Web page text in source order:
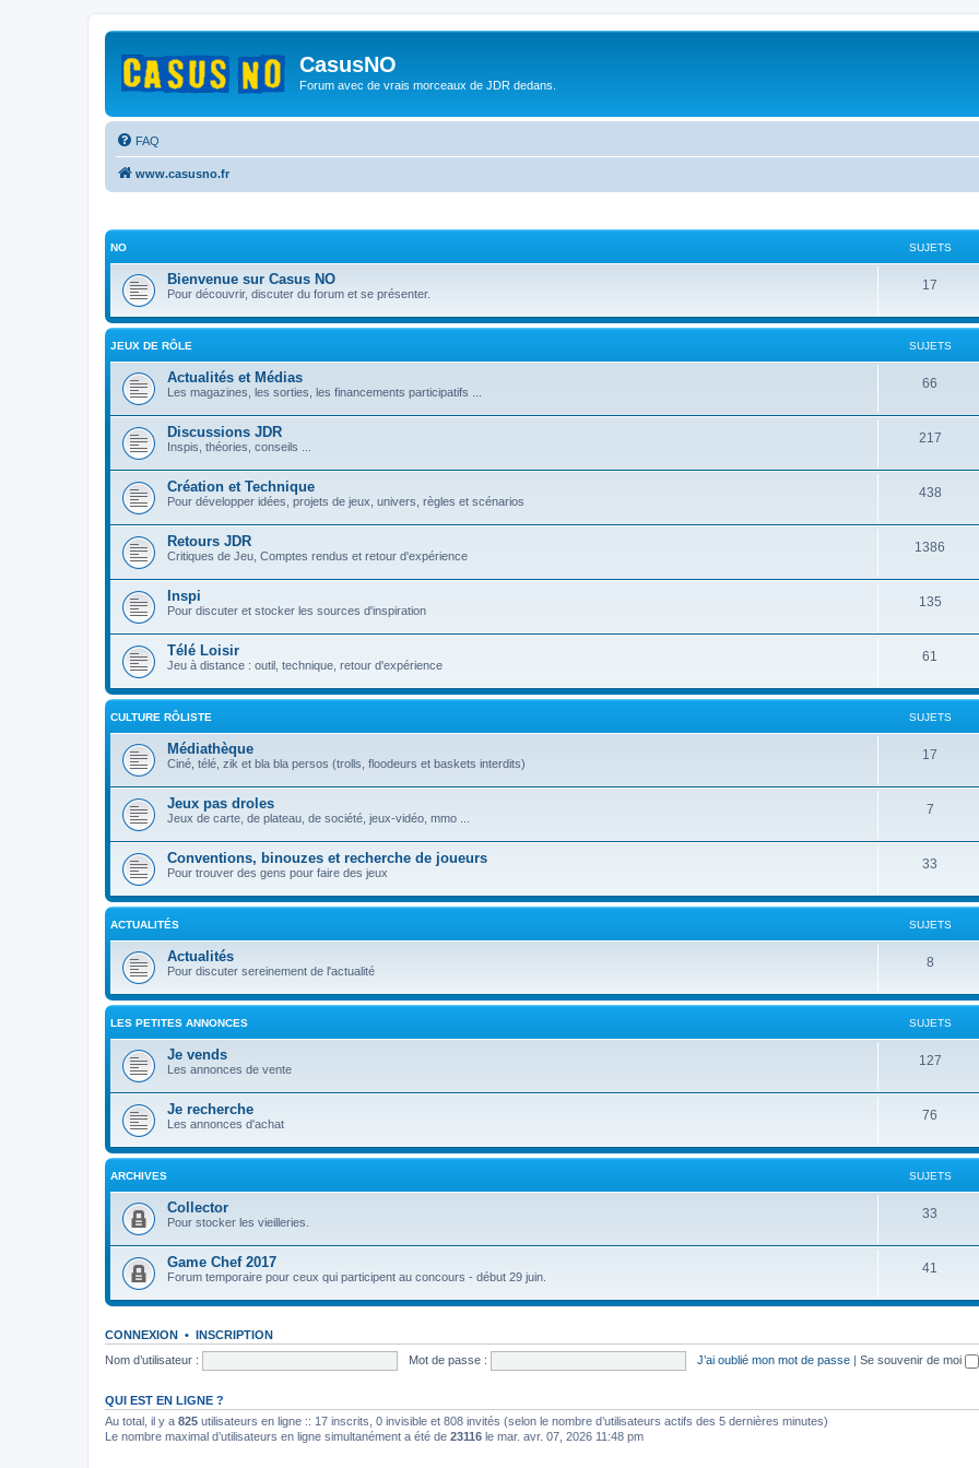
CasusNO
Forum avec de vrais morceaux de JDR dedans.
FAQ
www.casusno.fr
NO SUJETS
Bienvenue sur Casus NO
Pour découvrir, discuter du forum et se présenter.
17
JEUX DE RÔLE SUJETS
Actualités et Médias
Les magazines, les sorties, les financements participatifs ...
66
Discussions JDR
Inspis, théories, conseils ...
217
Création et Technique
Pour développer idées, projets de jeux, univers, règles et scénarios
438
Retours JDR
Critiques de Jeu, Comptes rendus et retour d'expérience
1386
Inspi
Pour discuter et stocker les sources d'inspiration
135
Télé Loisir
Jeu à distance : outil, technique, retour d'expérience
61
CULTURE RÔLISTE SUJETS
Médiathèque
Ciné, télé, zik et bla bla persos (trolls, floodeurs et baskets interdits)
17
Jeux pas droles
Jeux de carte, de plateau, de société, jeux-vidéo, mmo ...
7
Conventions, binouzes et recherche de joueurs
Pour trouver des gens pour faire des jeux
33
ACTUALITÉS SUJETS
Actualités
Pour discuter sereinement de l'actualité
8
LES PETITES ANNONCES SUJETS
Je vends
Les annonces de vente
127
Je recherche
Les annonces d'achat
76
ARCHIVES SUJETS
Collector
Pour stocker les vieilleries.
33
Game Chef 2017
Forum temporaire pour ceux qui participent au concours - début 29 juin.
41
CONNEXION • INSCRIPTION
Nom d’utilisateur :
Mot de passe : J’ai oublié mon mot de passe | Se souvenir de moi
QUI EST EN LIGNE ?
Au total, il y a 825 utilisateurs en ligne :: 17 inscrits, 0 invisible et 808 invités (selon le nombre d’utilisateurs actifs des 5 dernières minutes)
Le nombre maximal d’utilisateurs en ligne simultanément a été de 23116 le mar. avr. 07, 2026 11:48 pm